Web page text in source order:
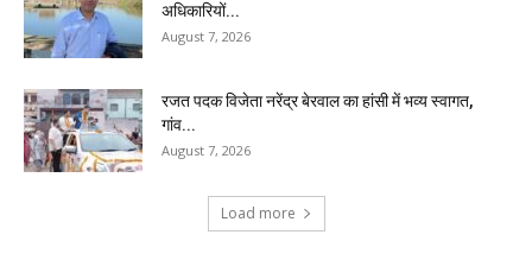
अधिकारियों...
August 7, 2026
रजत पदक विजेता नरेंद्र बेरवाल का हांसी में भव्य स्वागत,
गांव...
August 7, 2026
Load more